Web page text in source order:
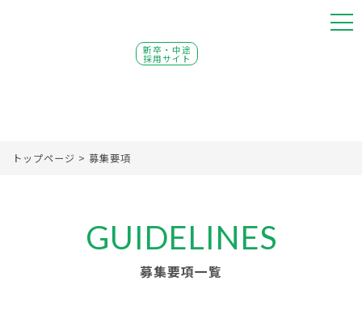
新卒・中途
採用サイト
トップページ > 募集要項
GUIDELINES
募集要項一覧